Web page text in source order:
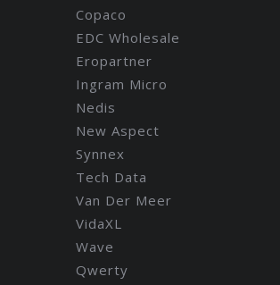
Copaco
EDC Wholesale
Eropartner
Ingram Micro
Nedis
New Aspect
Synnex
Tech Data
Van Der Meer
VidaXL
Wave
Qwerty